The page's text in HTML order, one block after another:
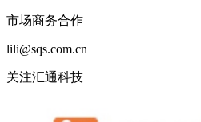
市场商务合作
lili@sqs.com.cn
关注汇通科技